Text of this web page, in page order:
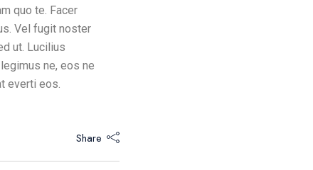
quo te. Facer
Vel fugit noster
ut. Lucilius
ne, eos ne
everti eos.
Share